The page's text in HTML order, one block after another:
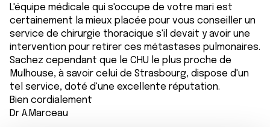
L'équipe médicale qui s'occupe de votre mari est
certainement la mieux placée pour vous conseiller un
service de chirurgie thoracique s'il devait y avoir une
intervention pour retirer ces métastases pulmonaires.
Sachez cependant que le CHU le plus proche de
Mulhouse, à savoir celui de Strasbourg, dispose d'un
tel service, doté d'une excellente réputation.
Bien cordialement
Dr A.Marceau